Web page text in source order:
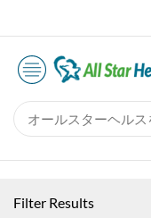
Filter Results